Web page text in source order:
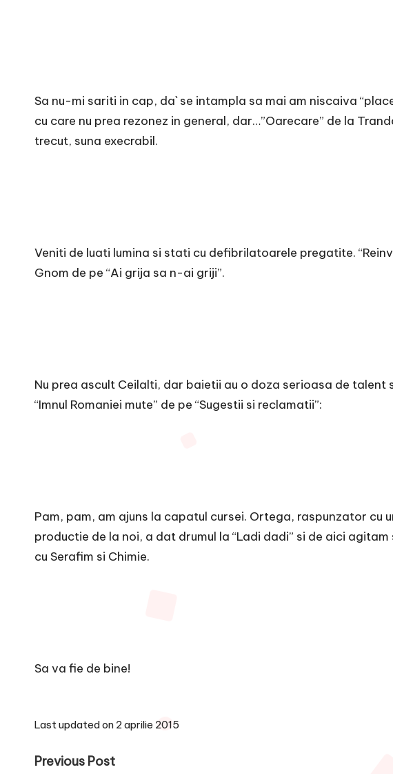
Sa nu-mi sariti in cap, da` se intampla sa mai am niscaiva
cu care nu prea rezonez in general, dar…”Oarecare” de la
trecut, suna execrabil.
Veniti de luati lumina si stati cu defibrilatoarele pregatite.
Gnom de pe “Ai grija sa n-ai griji”.
Nu prea ascult Ceilalti, dar baietii au o doza serioasa de talent
“Imnul Romaniei mute” de pe “Sugestii si reclamatii”:
Pam, pam, am ajuns la capatul cursei. Ortega, raspunzator cu
productie de la noi, a dat drumul la “Ladi dadi” si de aici
cu Serafim si Chimie.
Sa va fie de bine!
Last updated on 2 aprilie 2015
Post
Previous Post